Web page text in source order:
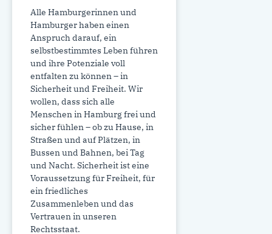
Alle Hamburgerinnen und
Hamburger haben einen
Anspruch darauf, ein
selbstbestimmtes Leben führen
und ihre Potenziale voll
entfalten zu können – in
Sicherheit und Freiheit. Wir
wollen, dass sich alle
Menschen in Hamburg frei und
sicher fühlen – ob zu Hause, in
Straßen und auf Plätzen, in
Bussen und Bahnen, bei Tag
und Nacht. Sicherheit ist eine
Voraussetzung für Freiheit, für
ein friedliches
Zusammenleben und das
Vertrauen in unseren
Rechtsstaat.